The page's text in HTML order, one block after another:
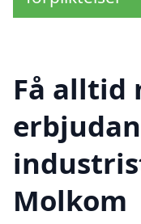
Få alltid
Molkom